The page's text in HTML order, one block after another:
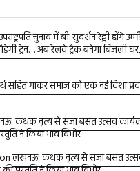
चुनाव में बी. सुदर्शन रेड्डी होंगे
ट्रेन… अब रेलवे ट्रैक बनेगा बिजली
सहित गाकर समाज को एक नई दिशा
कथक नृत्य से सजा बसंत उत्सव
ने किया भाव विभोर
onलखनऊ: कथक नृत्य से सजा बसंत उत्सव